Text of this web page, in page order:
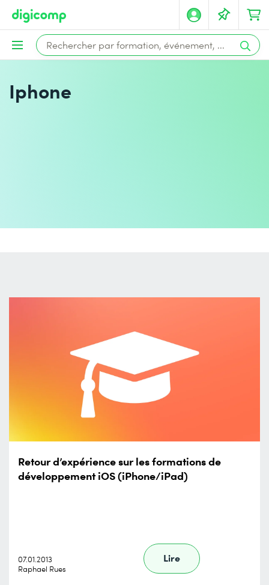
Iphone
Retour d’expérience sur les formations de
développement iOS (iPhone/iPad)
07.01.2013
Raphael Rues
Lire